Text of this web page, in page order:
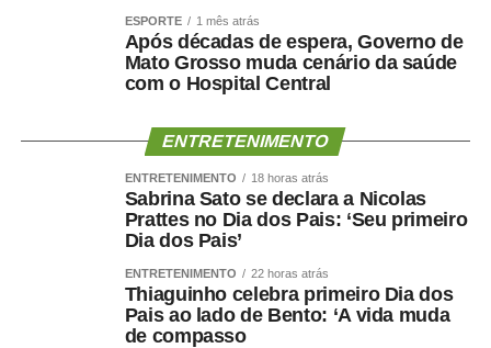
ESPORTE 1 mês atrás
Após décadas de espera, Governo de
Mato Grosso muda cenário da saúde
com o Hospital Central
ENTRETENIMENTO
ENTRETENIMENTO 18 horas atrás
Sabrina Sato se declara a Nicolas
Prattes no Dia dos Pais: ‘Seu primeiro
Dia dos Pais’
ENTRETENIMENTO 22 horas atrás
Thiaguinho celebra primeiro Dia dos
Pais ao lado de Bento: ‘A vida muda
de compasso